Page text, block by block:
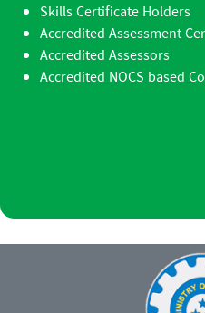
Skills Certificate Holders
Accredited Assessment
Accredited Assessors
Accredited NOCS based